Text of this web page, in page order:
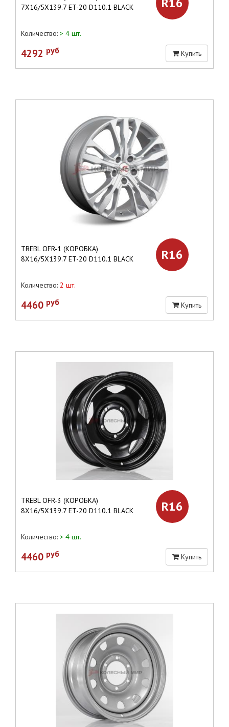
7X16/5X139.7 ET-20 D110.1 BLACK
Количество: > 4 шт.
4292 руб Купить
TREBL OFR-1 (КОРОБКА)
8X16/5X139.7 ET-20 D110.1 BLACK
R16
Количество: 2 шт.
4460 руб Купить
TREBL OFR-3 (КОРОБКА)
8X16/5X139.7 ET-20 D110.1 BLACK
R16
Количество: > 4 шт.
4460 руб Купить